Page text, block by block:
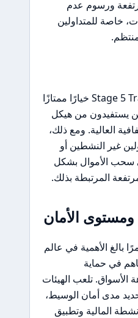
ورسوم عدم
خاصة للمتداولين
بشكل عام، تعتبر Stage 5 Trading خيارًا ممتازًا
يستفيدون من هيكل
العالية. ومع ذلك،
غير النشطين أو
سحب الأموال بشكل
المرتبطة بذلك.
ومستوى الأمان
بالغ الأهمية في عالم
في حماية
الأسواق. تلعب الهيئات
مدى أمان الوسيط،
المالية وتطبيق